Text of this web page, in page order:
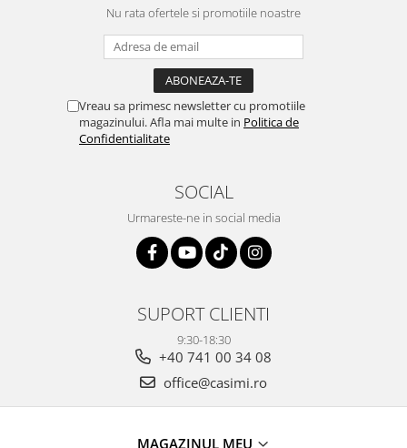
Nu rata ofertele si promotiile noastre
Vreau sa primesc newsletter cu promotiile
magazinului. Afla mai multe in Politica de
Confidentialitate
SOCIAL
Urmareste-ne in social media
SUPORT CLIENTI
9:30-18:30
+40 741 00 34 08
office@casimi.ro
MAGAZINUL MEU